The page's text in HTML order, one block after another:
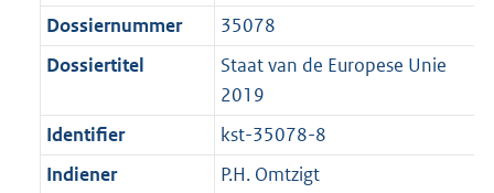
a
t
a
a
m
a
t
r
m
a
t
:
K
b
e
2
K
b
Dossiernummer
35078
Dossiertitel
Staat van de Europese Unie
2019
Identifier
kst-35078-8
Indiener
P.H. Omtzigt